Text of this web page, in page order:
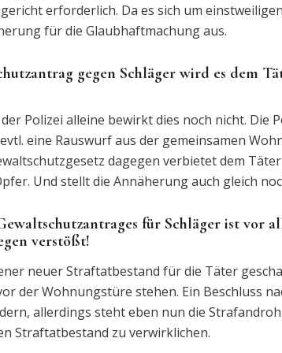
erforderlich. Da es sich um
für die Glaubhaftmachung aus.
gegen Schläger wird es dem
Polizei alleine bewirkt dies noch nicht. Die
eine Rauswurf aus der gemeinsamen
dagegen verbietet dem
Und stellt die Annäherung auch gleich
für Schläger ist vor
verstößt!
neuer Straftatbestand für die Täter
der Wohnungstüre stehen. Ein Beschluss
allerdings steht eben nun die
Straftatbestand zu verwirklichen.